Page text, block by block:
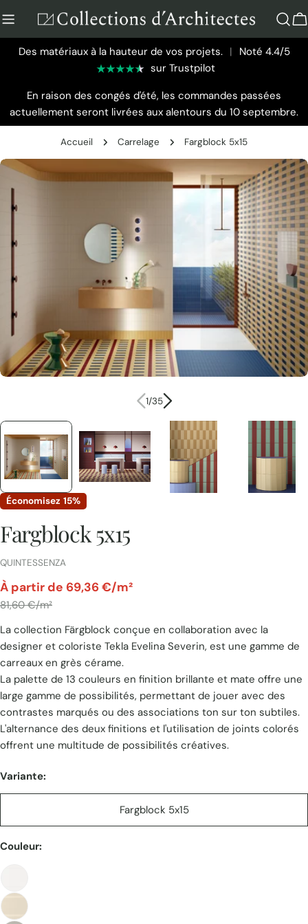
au
contenu
Des matériaux à la hauteur de vos projets. | Noté 4.4/5
sur Trustpilot
En raison des congés d'été, les commandes passées
actuellement seront livrées aux alentours du 10 septembre.
Accueil Carrelage Fargblock 5x15
Passer
sur
produit
le média 0 en mode modal
1/35
Économisez 15%
Fargblock 5x15
FOURNISSEUR:
QUINTESSENZA
Prix
unitaire
par
À partir de 69,36 €/m²
81,60 €/m²
La collection Färgblock conçue en collaboration avec la
designer et coloriste Tekla Evelina Severin, est une gamme de
carreaux en grès cérame.
La palette de 13 couleurs en finition brillante et mate offre une
large gamme de possibilités, permettant de jouer avec des
contrastes marqués ou des associations ton sur ton subtiles.
L'alternance des deux finitions et l'utilisation de joints colorés
offrent une multitude de possibilités créatives. ​
Variante:
Fargblock 5x15
Couleur: